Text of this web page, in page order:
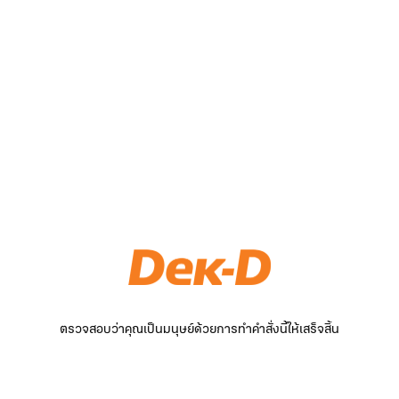
ตรวจสอบว่าคุณเป็นมนุษย์ด้วยการทำคำสั่งนี้ให้เสร็จสิ้น